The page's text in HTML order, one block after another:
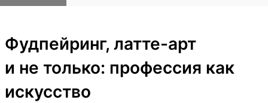
Фудпейринг, латте-арт
и не только: профессия как
искусство